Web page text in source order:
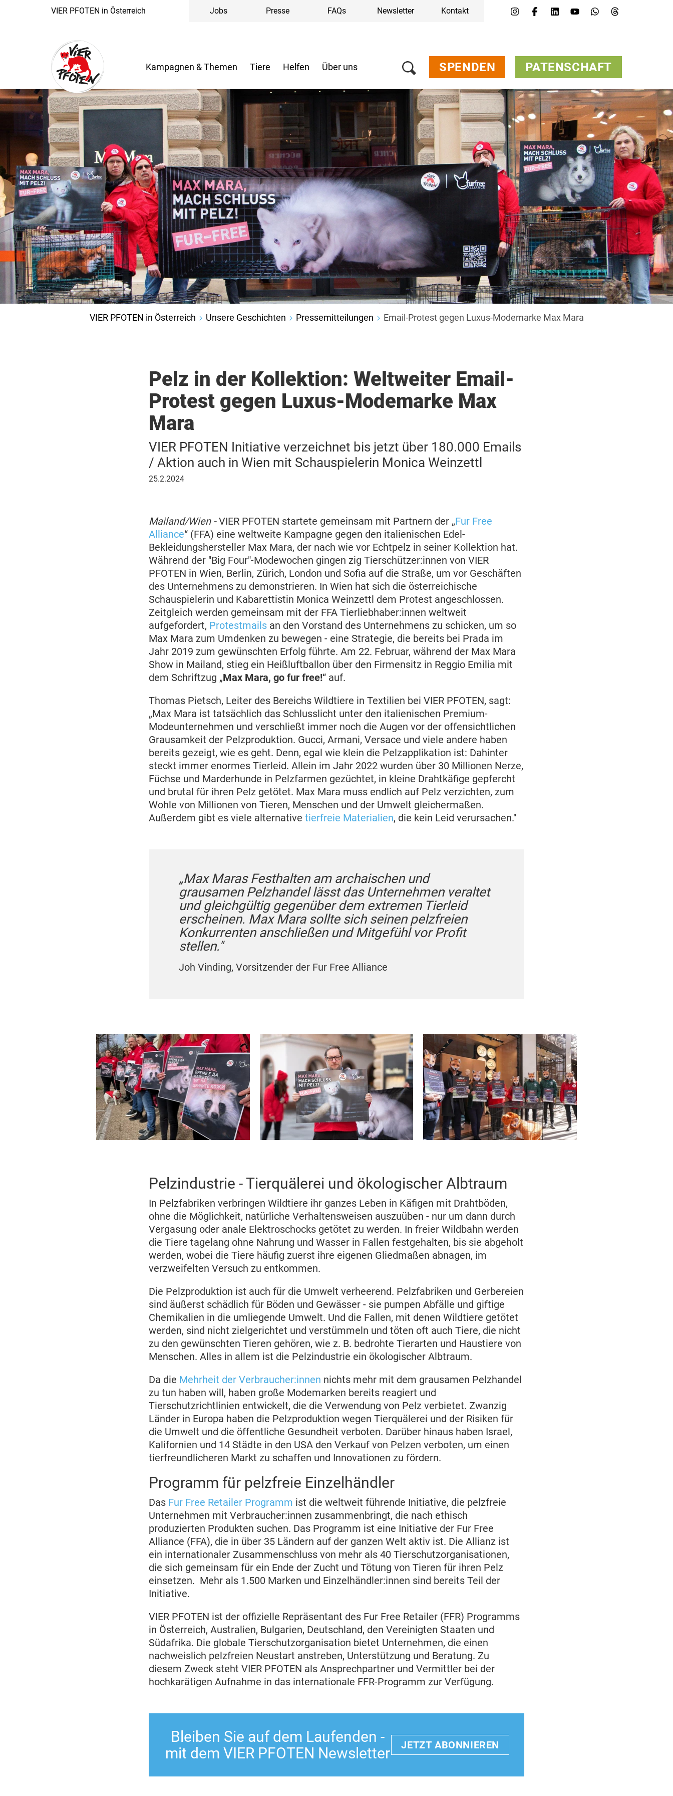
VIER PFOTEN in Österreich Jobs Presse FAQs Newsletter Kontakt
Kampagnen & Themen Tiere Helfen Über uns SPENDEN PATENSCHAFT
VIER PFOTEN in Österreich Unsere Geschichten Pressemitteilungen Email-Protest gegen Luxus-Modemarke Max Mara
Pelz in der Kollektion: Weltweiter Email-
Protest gegen Luxus-Modemarke Max
Mara
VIER PFOTEN Initiative verzeichnet bis jetzt über 180.000 Emails
/ Aktion auch in Wien mit Schauspielerin Monica Weinzettl
25.
25.2.2024
Mailand/Wien -VIER PFOTEN startete gemeinsam mit Partnern der „Fur Free
Alliance“ (FFA) eine weltweite Kampagne gegen den italienischen Edel-
Bekleidungshersteller Max Mara, der nach wie vor Echtpelz in seiner Kollektion hat.
Während der "Big Four"-Modewochen gingen zig Tierschützer:innen von VIER
PFOTEN in Wien, Berlin, Zürich, London und Sofia auf die Straße, um vor Geschäften
des Unternehmens zu demonstrieren. In Wien hat sich die österreichische
Schauspielerin und Kabarettistin Monica Weinzettl dem Protest angeschlossen.
Zeitgleich werden gemeinsam mit der FFA Tierliebhaber:innen weltweit
aufgefordert, Protestmails an den Vorstand des Unternehmens zu schicken, um so
Max Mara zum Umdenken zu bewegen - eine Strategie, die bereits bei Prada im
Jahr 2019 zum gewünschten Erfolg führte. Am 22. Februar, während der Max Mara
Show in Mailand, stieg ein Heißluftballon über den Firmensitz in Reggio Emilia mit
dem Schriftzug „Max Mara, go fur free!“ auf.
Thomas Pietsch, Leiter des Bereichs Wildtiere in Textilien bei VIER PFOTEN, sagt:
„Max Mara ist tatsächlich das Schlusslicht unter den italienischen Premium-
Modeunternehmen und verschließt immer noch die Augen vor der offensichtlichen
Grausamkeit der Pelzproduktion. Gucci, Armani, Versace und viele andere haben
bereits gezeigt, wie es geht. Denn, egal wie klein die Pelzapplikation ist: Dahinter
steckt immer enormes Tierleid. Allein im Jahr 2022 wurden über 30 Millionen Nerze,
Füchse und Marderhunde in Pelzfarmen gezüchtet, in kleine Drahtkäfige gepfercht
und brutal für ihren Pelz getötet. Max Mara muss endlich auf Pelz verzichten, zum
Wohle von Millionen von Tieren, Menschen und der Umwelt gleichermaßen.
Außerdem gibt es viele alternative tierfreie Materialien, die kein Leid verursachen."
„Max Maras Festhalten am archaischen und
grausamen Pelzhandel lässt das Unternehmen veraltet
und gleichgültig gegenüber dem extremen Tierleid
erscheinen. Max Mara sollte sich seinen pelzfreien
Konkurrenten anschließen und Mitgefühl vor Profit
stellen."
Joh Vinding, Vorsitzender der Fur Free Alliance
Pelzindustrie - Tierquälerei und ökologischer Albtraum
In Pelzfabriken verbringen Wildtiere ihr ganzes Leben in Käfigen mit Drahtböden,
ohne die Möglichkeit, natürliche Verhaltensweisen auszuüben - nur um dann durch
Vergasung oder anale Elektroschocks getötet zu werden. In freier Wildbahn werden
die Tiere tagelang ohne Nahrung und Wasser in Fallen festgehalten, bis sie abgeholt
werden, wobei die Tiere häufig zuerst ihre eigenen Gliedmaßen abnagen, im
verzweifelten Versuch zu entkommen.
Die Pelzproduktion ist auch für die Umwelt verheerend. Pelzfabriken und Gerbereien
sind äußerst schädlich für Böden und Gewässer - sie pumpen Abfälle und giftige
Chemikalien in die umliegende Umwelt. Und die Fallen, mit denen Wildtiere getötet
werden, sind nicht zielgerichtet und verstümmeln und töten oft auch Tiere, die nicht
zu den gewünschten Tieren gehören, wie z. B. bedrohte Tierarten und Haustiere von
Menschen. Alles in allem ist die Pelzindustrie ein ökologischer Albtraum.
Da die Mehrheit der Verbraucher:innen nichts mehr mit dem grausamen Pelzhandel
zu tun haben will, haben große Modemarken bereits reagiert und
Tierschutzrichtlinien entwickelt, die die Verwendung von Pelz verbietet. Zwanzig
Länder in Europa haben die Pelzproduktion wegen Tierquälerei und der Risiken für
die Umwelt und die öffentliche Gesundheit verboten. Darüber hinaus haben Israel,
Kalifornien und 14 Städte in den USA den Verkauf von Pelzen verboten, um einen
tierfreundlicheren Markt zu schaffen und Innovationen zu fördern.
Programm für pelzfreie Einzelhändler
Das Fur Free Retailer Programm ist die weltweit führende Initiative, die pelzfreie
Unternehmen mit Verbraucher:innen zusammenbringt, die nach ethisch
produzierten Produkten suchen. Das Programm ist eine Initiative der Fur Free
Alliance (FFA), die in über 35 Ländern auf der ganzen Welt aktiv ist. Die Allianz ist
ein internationaler Zusammenschluss von mehr als 40 Tierschutzorganisationen,
die sich gemeinsam für ein Ende der Zucht und Tötung von Tieren für ihren Pelz
einsetzen. Mehr als 1.500 Marken und Einzelhändler:innen sind bereits Teil der
Initiative.
VIER PFOTEN ist der offizielle Repräsentant des Fur Free Retailer (FFR) Programms
in Österreich, Australien, Bulgarien, Deutschland, den Vereinigten Staaten und
Südafrika. Die globale Tierschutzorganisation bietet Unternehmen, die einen
nachweislich pelzfreien Neustart anstreben, Unterstützung und Beratung. Zu
diesem Zweck steht VIER PFOTEN als Ansprechpartner und Vermittler bei der
hochkarätigen Aufnahme in das internationale FFR-Programm zur Verfügung.
Bleiben Sie auf dem Laufenden -
mit dem VIER PFOTEN Newsletter
JETZT ABONNIEREN
Menü
Helfen
Über uns
Jobs
Presse
FAQs
Newsletter
Kontakt
Patenschaft